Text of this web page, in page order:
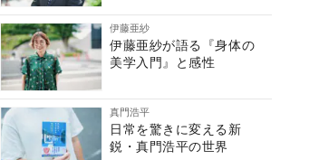
伊藤亜紗
伊藤亜紗が語る『身体の
美学入門』と感性
真門浩平
日常を驚きに変える新
鋭・真門浩平の世界